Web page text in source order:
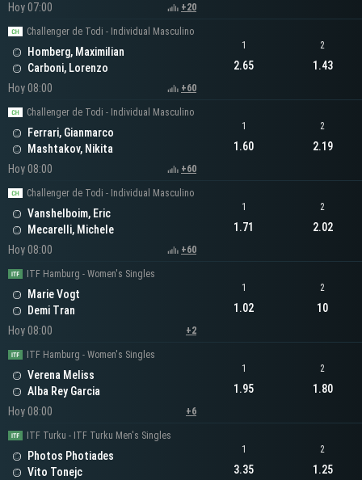
Hoy 07:00
+20
Challenger de Todi - Individual Masculino
Homberg, Maximilian
Carboni, Lorenzo
Hoy 08:00
+60
1
2.65
2
1.43
Challenger de Todi - Individual Masculino
Ferrari, Gianmarco
Mashtakov, Nikita
Hoy 08:00
+60
1
1.60
2
2.19
Challenger de Todi - Individual Masculino
Vanshelboim, Eric
Mecarelli, Michele
Hoy 08:00
+60
1
1.71
2
2.02
ITF Hamburg - Women's Singles
Marie Vogt
Demi Tran
Hoy 08:00
+2
1
1.02
2
10
ITF Hamburg - Women's Singles
Verena Meliss
Alba Rey Garcia
Hoy 08:00
+6
1
1.95
2
1.80
ITF Turku - ITF Turku Men's Singles
Photos Photiades
Vito Tonejc
1
3.35
2
1.25